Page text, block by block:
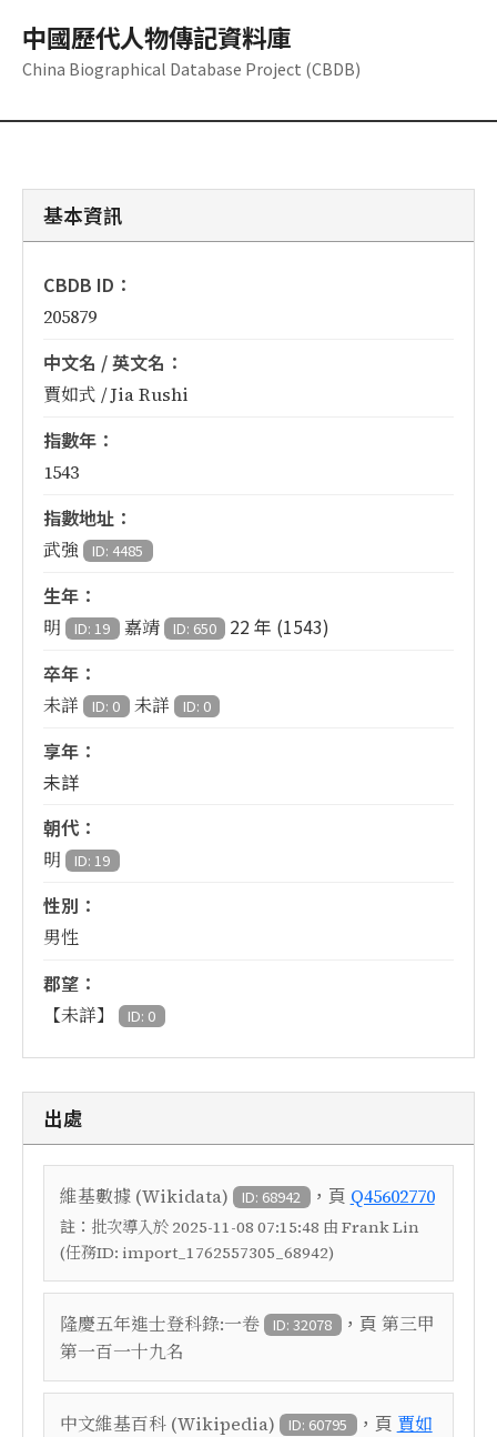
中國歷代人物傳記資料庫
China Biographical Database Project (CBDB)
基本資訊
CBDB ID：
205879
中文名 / 英文名：
賈如式 / Jia Rushi
指數年：
1543
指數地址：
武強 ID: 4485
生年：
明 ID: 19 嘉靖 ID: 650
22 年 (1543)
卒年：
未詳 ID: 0 未詳 ID: 0
享年：
未詳
朝代：
明 ID: 19
性別：
男性
郡望：
【未詳】 ID: 0
出處
維基數據 (Wikidata) ID: 68942 ，頁 Q45602770
註： 批次導入於 2025-11-08 07:15:48 由 Frank Lin
(任務ID: import_1762557305_68942)
隆慶五年進士登科錄:一卷 ID: 32078 ，頁 第三甲
第一百一十九名
中文維基百科 (Wikipedia) ID: 60795 ，頁 賈如